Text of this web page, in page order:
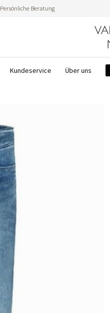
Persönliche Beratung
Kundeservice Über uns